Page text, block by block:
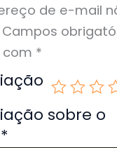
de e-mail
Campos
*
sobre o
*